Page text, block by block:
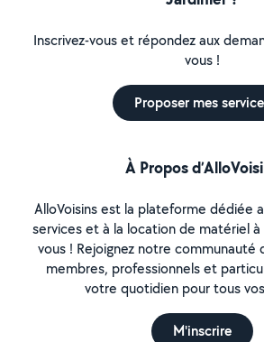
Inscrivez-vous et répondez aux
vous !
Proposer mes
À Propos
AlloVoisins est la plateforme dédiée
services et à la location de matériel
vous ! Rejoignez notre communauté
membres, professionnels et
votre quotidien pour tous
M'inscrire